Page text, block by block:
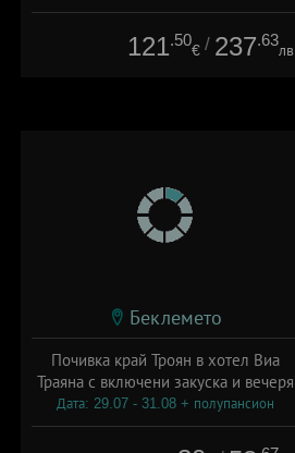
Дата: 14.09 - 22.12 + полупансион
121.50
€ / 237.63
лв.
Беклемето
Почивка край Троян в хотел Виа
Траяна с включени закуска и вечеря
Дата: 29.07 - 31.08 + полупансион